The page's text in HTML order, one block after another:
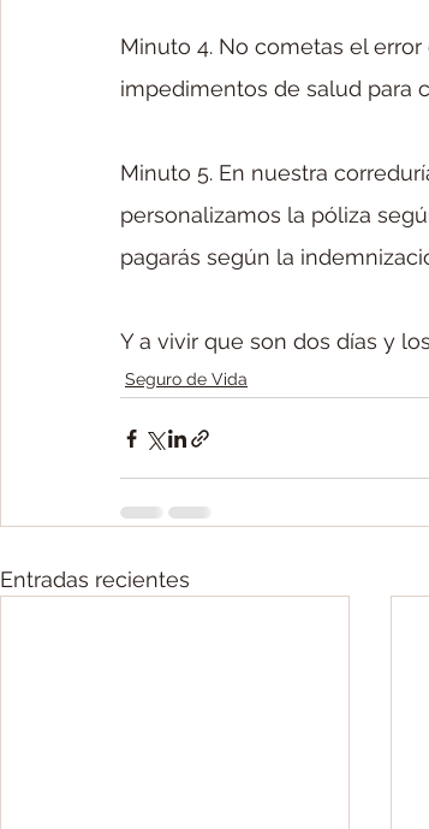
Minuto 4. No cometas el
impedimentos de salud para
Minuto 5. En nuestra
personalizamos la póliza
pagarás según la
Y a vivir que son dos días y
Seguro de Vida
Entradas recientes